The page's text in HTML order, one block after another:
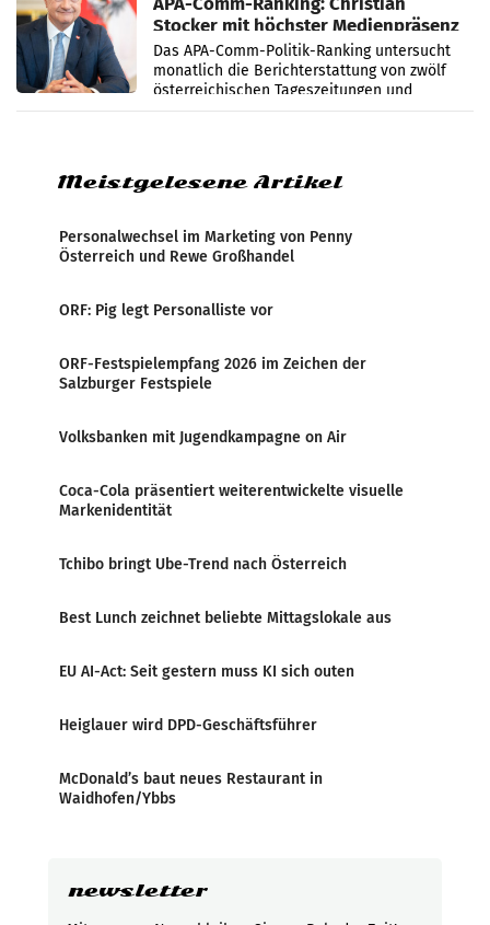
Stocker mit höchster Medienpräsenz
im Juli
Das APA-Comm-Politik-Ranking untersucht
monatlich die Berichterstattung von zwölf
österreichischen Tageszeitungen und
analysiert, welche Politikerinnen und
Meistgelesene Artikel
Personalwechsel im Marketing von Penny
Österreich und Rewe Großhandel
ORF: Pig legt Personalliste vor
ORF-Festspielempfang 2026 im Zeichen der
Salzburger Festspiele
Volksbanken mit Jugendkampagne on Air
Coca-Cola präsentiert weiterentwickelte visuelle
Markenidentität
Tchibo bringt Ube-Trend nach Österreich
Best Lunch zeichnet beliebte Mittagslokale aus
EU AI-Act: Seit gestern muss KI sich outen
Heiglauer wird DPD-Geschäftsführer
McDonald’s baut neues Restaurant in
Waidhofen/Ybbs
newsletter